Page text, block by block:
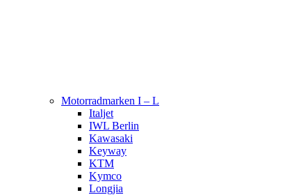
Motorradmarken I – L
Italjet
IWL Berlin
Kawasaki
Keyway
KTM
Kymco
Longjia